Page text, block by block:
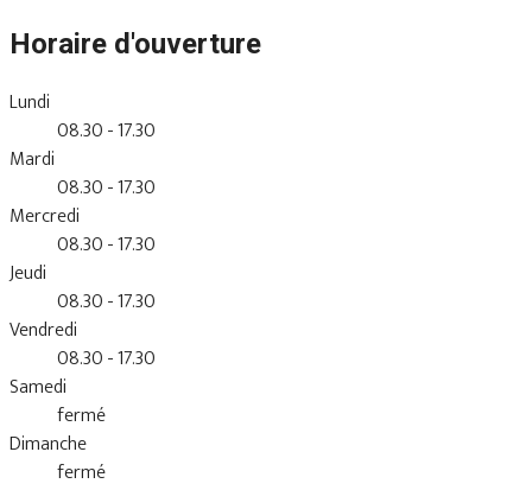
Horaire d'ouverture
Lundi
08.30 - 17.30
Mardi
08.30 - 17.30
Mercredi
08.30 - 17.30
Jeudi
08.30 - 17.30
Vendredi
08.30 - 17.30
Samedi
fermé
Dimanche
fermé